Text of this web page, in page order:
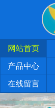
网站首页
产品中心
在线留言